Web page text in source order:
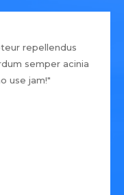
repellendus
semper acinia
use jam!"